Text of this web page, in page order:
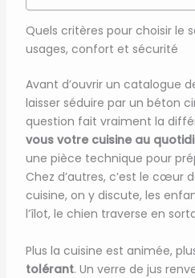
Quels critères pour choisir le
usages, confort et sécurité
Avant d’ouvrir un catalogue
laisser séduire par un béton
question fait vraiment la
vous votre cuisine au
une pièce technique pour
Chez d’autres, c’est le cœur
cuisine, on y discute, les
l’îlot, le chien traverse en
Plus la cuisine est animée,
tolérant. Un verre de jus